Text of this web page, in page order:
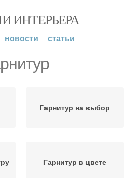
ИНТЕРЬЕРА
новости статьи
Гарнитур на выбор
Гарнитур в цвете